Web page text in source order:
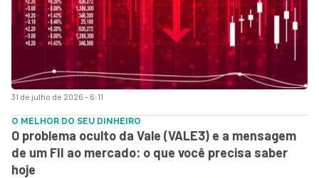
31 de julho de 2026 - 6:11
O MELHOR DO SEU DINHEIRO
O problema oculto da Vale (VALE3) e a mensagem
de um FII ao mercado: o que você precisa saber
hoje